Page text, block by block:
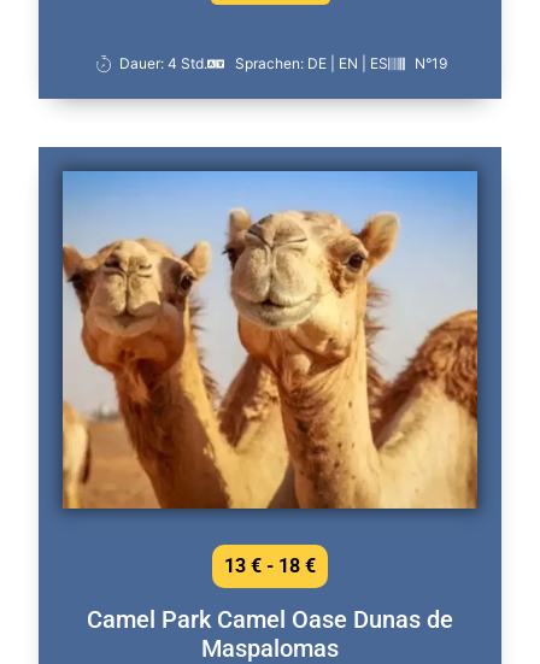
Dauer: 4 Std. Sprachen: DE | EN | ES N°19
Camel Park Camel Oase Dunas de
Maspalomas
13 € - 18 €